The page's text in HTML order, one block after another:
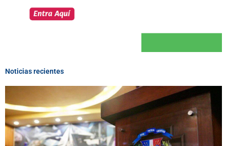
Noticias recientes